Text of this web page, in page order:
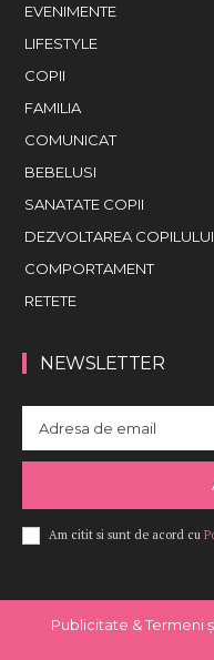
EVENIMENTE
LIFESTYLE
COPII
FAMILIA
COMUNICAT
BEBELUSI
SANATATE COPII
DEZVOLTAREA COPILULUI
COMPORTAMENT
RETETE
NEWSLETTER
Am citit si sunt de acord cu
Publicitate & Termeni